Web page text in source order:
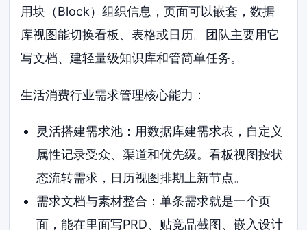
用块（Block）组织信息，页面可以嵌套，数据
库视图能切换看板、表格或日历。团队主要用它
写文档、建轻量级知识库和管简单任务。
生活消费行业需求管理核心能力：
灵活搭建需求池：用数据库建需求表，自定义
属性记录受众、渠道和优先级。看板视图按状
态流转需求，日历视图排期上新节点。
需求文档与素材整合：单条需求就是一个页
面，能在里面写PRD、贴竞品截图、嵌入设计